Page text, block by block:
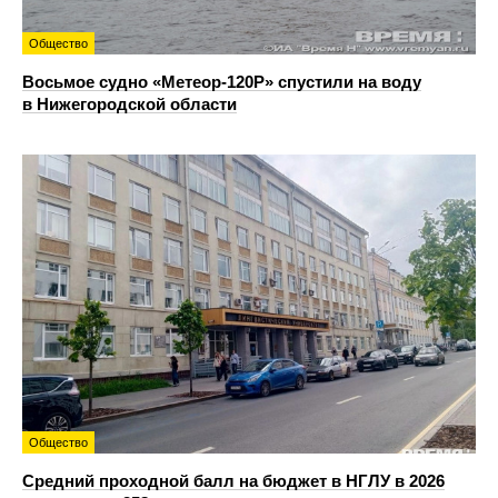
Общество
Восьмое судно «Метеор-120Р» спустили на воду
в Нижегородской области
Общество
Средний проходной балл на бюджет в НГЛУ в 2026